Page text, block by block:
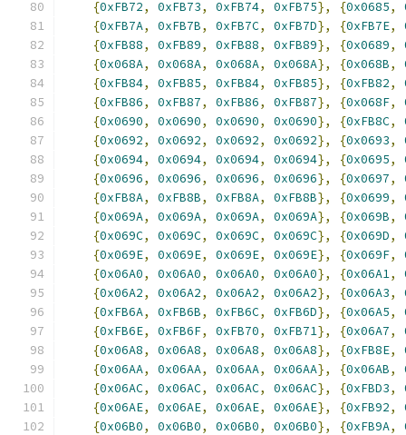
{0xFB72, 0xFB73, 0xFB74, 0xFB75}, {0x0685,
{0xFB7A, 0xFB7B, 0xFB7C, 0xFB7D}, {0xFB7E,
{0xFB88, 0xFB89, 0xFB88, 0xFB89}, {0x0689,
{0x068A, 0x068A, 0x068A, 0x068A}, {0x068B,
{0xFB84, 0xFB85, 0xFB84, 0xFB85}, {0xFB82,
{0xFB86, 0xFB87, 0xFB86, 0xFB87}, {0x068F,
{0x0690, 0x0690, 0x0690, 0x0690}, {0xFB8C,
{0x0692, 0x0692, 0x0692, 0x0692}, {0x0693,
{0x0694, 0x0694, 0x0694, 0x0694}, {0x0695,
{0x0696, 0x0696, 0x0696, 0x0696}, {0x0697,
{0xFB8A, 0xFB8B, 0xFB8A, 0xFB8B}, {0x0699,
{0x069A, 0x069A, 0x069A, 0x069A}, {0x069B,
{0x069C, 0x069C, 0x069C, 0x069C}, {0x069D,
{0x069E, 0x069E, 0x069E, 0x069E}, {0x069F,
{0x06A0, 0x06A0, 0x06A0, 0x06A0}, {0x06A1,
{0x06A2, 0x06A2, 0x06A2, 0x06A2}, {0x06A3,
{0xFB6A, 0xFB6B, 0xFB6C, 0xFB6D}, {0x06A5,
{0xFB6E, 0xFB6F, 0xFB70, 0xFB71}, {0x06A7,
{0x06A8, 0x06A8, 0x06A8, 0x06A8}, {0xFB8E,
{0x06AA, 0x06AA, 0x06AA, 0x06AA}, {0x06AB,
{0x06AC, 0x06AC, 0x06AC, 0x06AC}, {0xFBD3,
{0x06AE, 0x06AE, 0x06AE, 0x06AE}, {0xFB92,
{0x06B0, 0x06B0, 0x06B0, 0x06B0}, {0xFB9A,